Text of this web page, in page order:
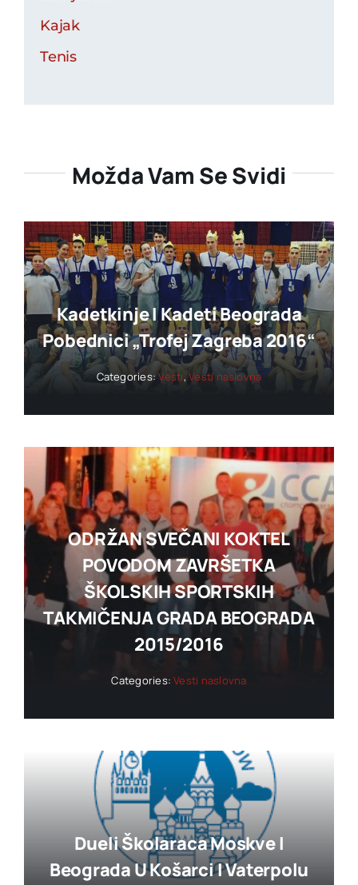
Kajak
Tenis
Možda Vam Se Svidi
Kadetkinje I Kadeti Beograda
Pobednici „trofej Zagreba 2016“
Categories:Vesti,Vesti naslovna
ODRŽAN SVEČANI KOKTEL
POVODOM ZAVRŠETKA
ŠKOLSKIH SPORTSKIH
TAKMIČENJA GRADA BEOGRADA
2015/2016
Categories:Vesti naslovna
Dueli Školaraca Moskve I
Beograda U Košarci I Vaterpolu